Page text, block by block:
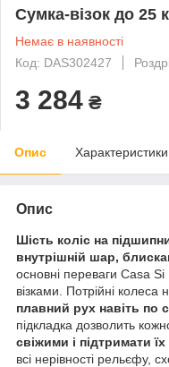
Сумка-візок до 25
Немає в наявності
Код: DAS302427
3 284 ₴
Опис Характеристики
Опис
Шість коліс на
внутрішній шар,
основні переваги Casa
візками. Потрійні колеса
плавний рух навіть по
підкладка дозволить
свіжими і підтримати
всі нерівності рельєфу,